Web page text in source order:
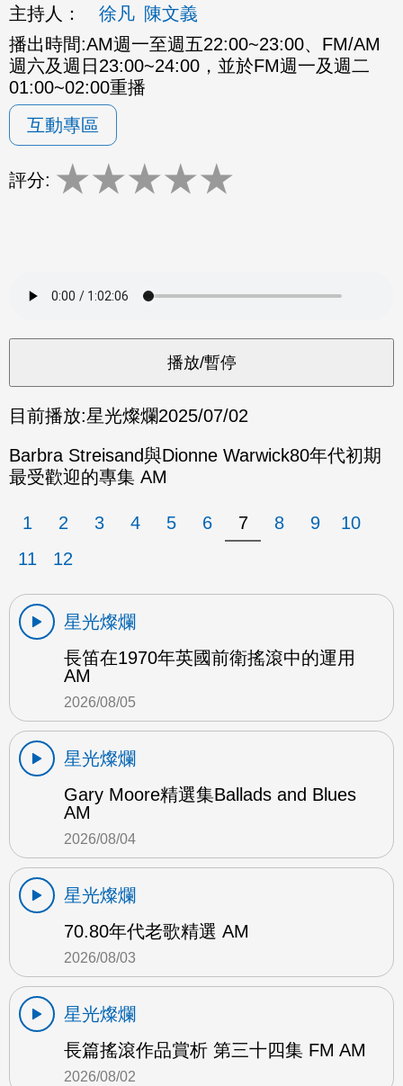
主持人：
徐凡 陳文義
播出時間:AM週一至週五22:00~23:00、FM/AM
週六及週日23:00~24:00，並於FM週一及週二
01:00~02:00重播
互動專區
評分: ★★★★★
目前播放:星光燦爛2025/07/02
Barbra Streisand與Dionne Warwick80年代初期
最受歡迎的專集 AM
1 2 3 4 5 6 7 8 9
10
11
12
星光燦爛
長笛在1970年英國前衛搖滾中的運用
AM
2026/08/05
星光燦爛
Gary Moore精選集Ballads and Blues
AM
2026/08/04
星光燦爛
70.80年代老歌精選 AM
2026/08/03
星光燦爛
長篇搖滾作品賞析 第三十四集 FM AM
2026/08/02